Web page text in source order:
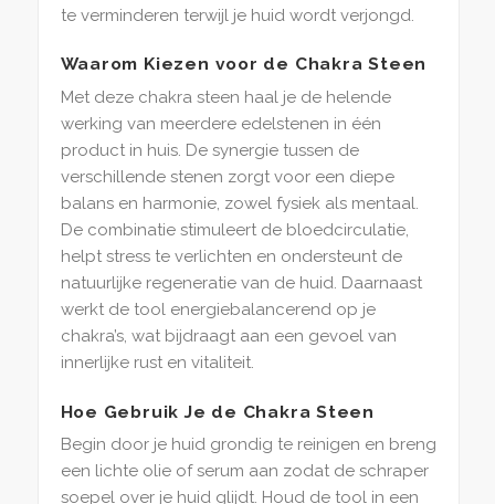
te verminderen terwijl je huid wordt verjongd.
Waarom Kiezen voor de Chakra Steen
Met deze chakra steen haal je de helende
werking van meerdere edelstenen in één
product in huis. De synergie tussen de
verschillende stenen zorgt voor een diepe
balans en harmonie, zowel fysiek als mentaal.
De combinatie stimuleert de bloedcirculatie,
helpt stress te verlichten en ondersteunt de
natuurlijke regeneratie van de huid. Daarnaast
werkt de tool energiebalancerend op je
chakra’s, wat bijdraagt aan een gevoel van
innerlijke rust en vitaliteit.
Hoe Gebruik Je de Chakra Steen
Begin door je huid grondig te reinigen en breng
een lichte olie of serum aan zodat de schraper
soepel over je huid glijdt. Houd de tool in een